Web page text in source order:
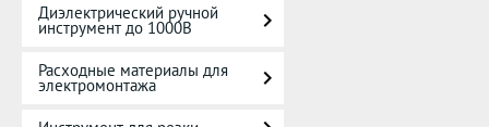
Диэлектрический ручной
инструмент до 1000В
Расходные материалы для
электромонтажа